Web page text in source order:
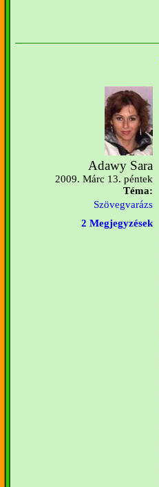
Adawy Sara
2009. Márc 13. péntek
Téma:
Szövegvarázs
2 Megjegyzések